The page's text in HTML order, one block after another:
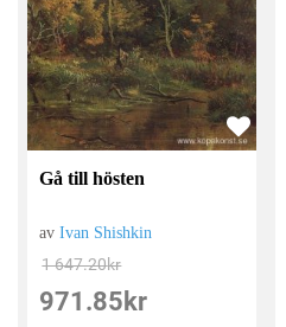
Gå till hösten
avIvan Shishkin
1 647.20kr
971.85 kr